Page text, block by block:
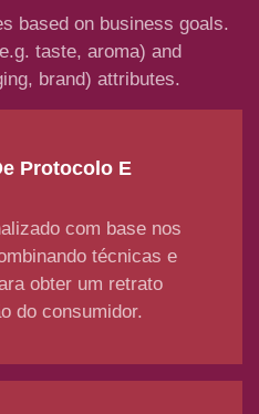
based on business goals.
taste, aroma) and
brand) attributes.
Protocolo E
com base nos
técnicas e
obter um retrato
do consumidor.